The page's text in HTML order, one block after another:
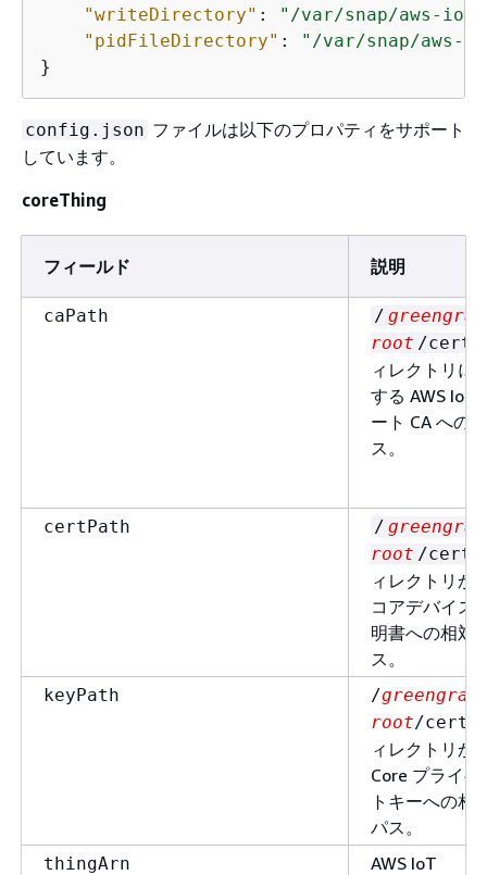
"writeDirectory" :
"/var/snap/aws-
"pidFileDirectory" :
"/var/snap/aws-
}
config.json ファイルは以下のプロパティをサポート
しています。
coreThing
フィールド 説明
caPath /
root /certs
ィレクトリに
する AWS IoT
ート CA へのパ
ス。
certPath /
root /certs
ィレクトリか
コアデバイス
明書への相対
ス。
keyPath /
root/certs
ィレクトリか
Core プライベ
トキーへの相
パス。
thingArn
AWS IoT